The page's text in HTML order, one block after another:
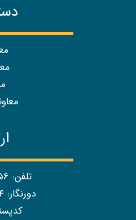
تلفن: ۵۵۴۱۵۵۵۶ (۲۱) ۰۰۹۸
دورنگار: ۵۵۴۰۹۳۵۴ (۲۱) ۰۰۹۸
کدپستی: